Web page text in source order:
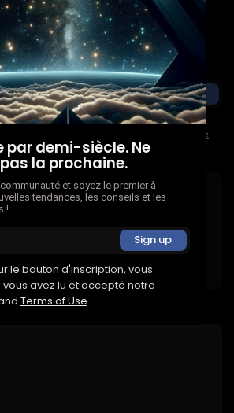
résonne !
d'inscription, vous confirmez que
notre
Terms of Use
obtenir un accès complet aux
approfondies et aux mises
par demi-siècle. Ne
la prochaine.
et soyez le premier à
tendances, les conseils et les
!
le bouton d'inscription, vous
avez lu et accepté notre
Terms of Use